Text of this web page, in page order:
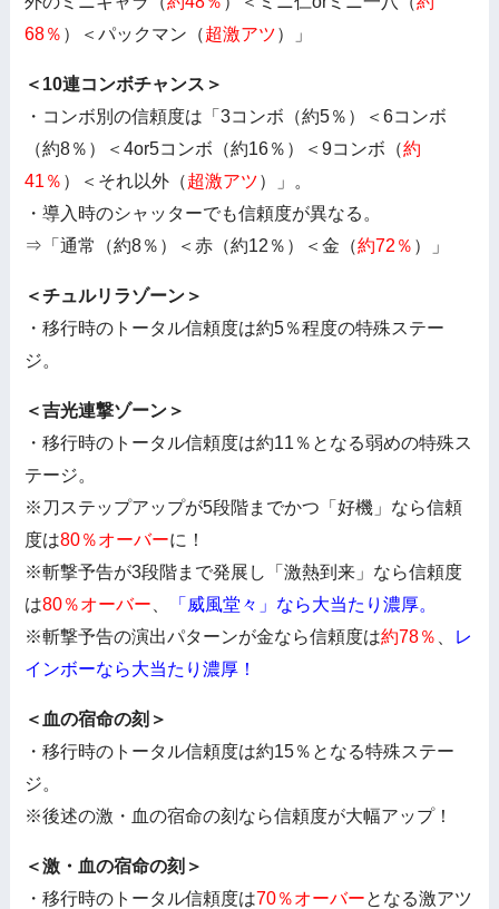
68％ ）＜パックマン（超激アツ）」
＜10連コンボチャンス＞
・コンボ別の信頼度は「3コンボ（約5％）＜6コンボ
（約8％）＜4or5コンボ（約16％）＜9コンボ（約
41％ ）＜それ以外（超激アツ）」。
・導入時のシャッターでも信頼度が異なる。
⇒「通常（約8％）＜赤（約12％）＜金（約72％ ）」
＜チュルリラゾーン＞
・移行時のトータル信頼度は約5％程度の特殊ステー
ジ。
＜吉光連撃ゾーン＞
・移行時のトータル信頼度は約11％となる弱めの特殊ス
テージ。
※刀ステップアップが5段階までかつ「好機」なら信頼
度は80％オーバーに！
※斬撃予告が3段階まで発展し「激熱到来」なら信頼度
は80％オーバー
「威風堂々」なら大当たり濃厚。
※斬撃予告の演出パターンが金なら信頼度は約78％
レ
インボーなら大当たり濃厚！
＜血の宿命の刻＞
・移行時のトータル信頼度は約15％となる特殊ステー
ジ。
※後述の激・血の宿命の刻なら信頼度が大幅アップ！
＜激・血の宿命の刻＞
・移行時のトータル信頼度は70％オーバーとなる激アツ